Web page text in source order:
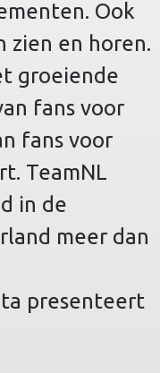
Ook
zien en horen.
groeiende
fans voor
fans voor
TeamNL
in de
meer dan
presenteert